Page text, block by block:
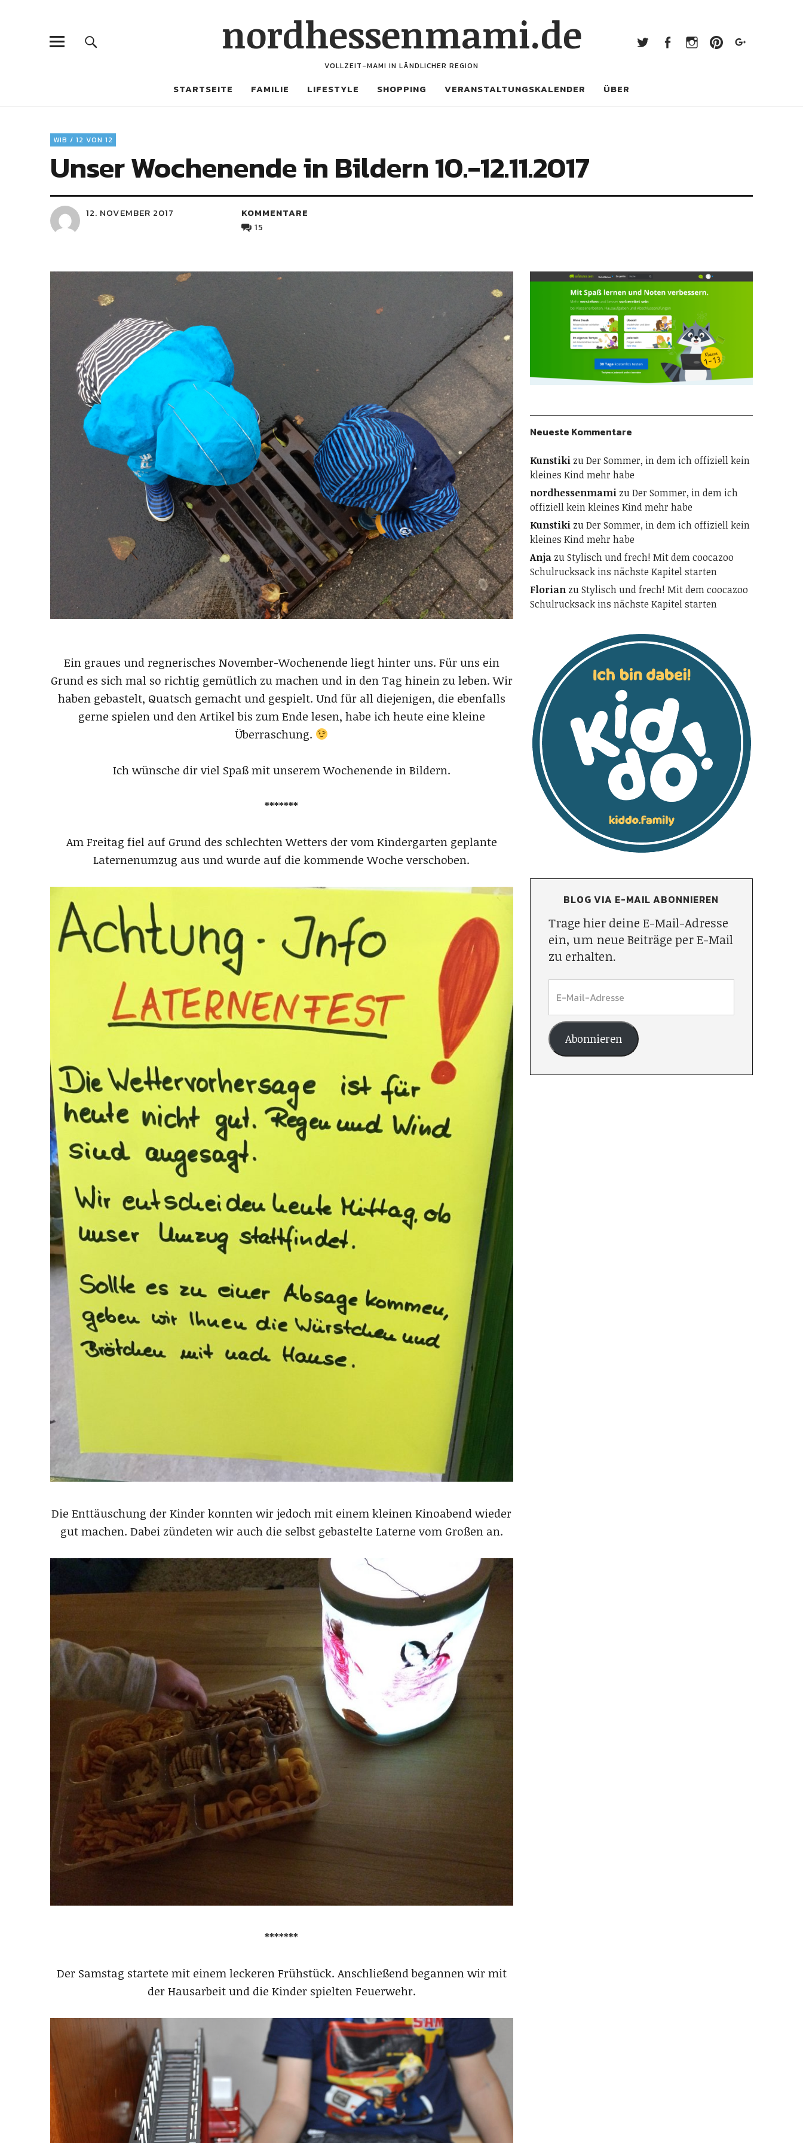
nordhessenmami.de
VOLLZEIT-MAMI IN LÄNDLICHER REGION
STARTSEITE FAMILIE LIFESTYLE SHOPPING VERANSTALTUNGSKALENDER ÜBER
WIB / 12 VON 12
Unser Wochenende in Bildern 10.-12.11.2017
12. NOVEMBER 2017
KOMMENTARE
15
Ein graues und regnerisches November-Wochenende liegt hinter uns. Für uns ein
Grund es sich mal so richtig gemütlich zu machen und in den Tag hinein zu leben. Wir
haben gebastelt, Quatsch gemacht und gespielt. Und für all diejenigen, die ebenfalls
gerne spielen und den Artikel bis zum Ende lesen, habe ich heute eine kleine
Überraschung.
Ich wünsche dir viel Spaß mit unserem Wochenende in Bildern.
*******
Am Freitag fiel auf Grund des schlechten Wetters der vom Kindergarten geplante
Laternenumzug aus und wurde auf die kommende Woche verschoben.
Die Enttäuschung der Kinder konnten wir jedoch mit einem kleinen Kinoabend wieder
gut machen. Dabei zündeten wir auch die selbst gebastelte Laterne vom Großen an.
*******
Der Samstag startete mit einem leckeren Frühstück. Anschließend begannen wir mit
der Hausarbeit und die Kinder spielten Feuerwehr.
Neueste Kommentare
KunstikizuDer Sommer, in dem ich offiziell kein
kleines Kind mehr habe
nordhessenmamizuDer Sommer, in dem ich
offiziell kein kleines Kind mehr habe
KunstikizuDer Sommer, in dem ich offiziell kein
kleines Kind mehr habe
AnjazuStylisch und frech! Mit dem coocazoo
Schulrucksack ins nächste Kapitel starten
FlorianzuStylisch und frech! Mit dem coocazoo
Schulrucksack ins nächste Kapitel starten
BLOG VIA E-MAIL ABONNIEREN
Trage hier deine E-Mail-Adresse
ein, um neue Beiträge per E-Mail
zu erhalten.
Abonnieren